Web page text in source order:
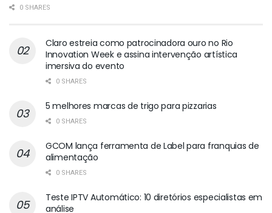
0 SHARES
Claro estreia como patrocinadora ouro no Rio
Innovation Week e assina intervenção artística
imersiva do evento
0 SHARES
5 melhores marcas de trigo para pizzarias
0 SHARES
GCOM lança ferramenta de Label para franquias de
alimentação
0 SHARES
Teste IPTV Automático: 10 diretórios especialistas em
análise